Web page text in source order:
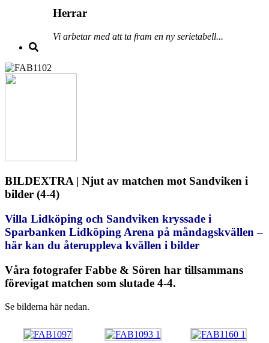
Herrar
Vi arbetar med att ta fram en ny serietabell...
BILDEXTRA | Njut av matchen mot Sandviken i
bilder (4-4)
Villa Lidköping och Sandviken kryssade i
Sparbanken Lidköping Arena på måndagskvällen –
här kan du återuppleva kvällen i bilder
Våra fotografer Fabbe & Sören har tillsammans
förevigat matchen som slutade 4-4.
Se bilderna här nedan.